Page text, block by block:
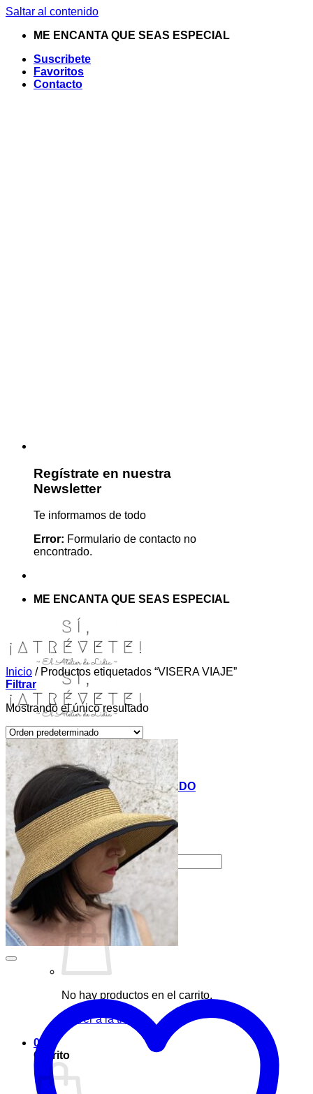
Saltar al contenido
ME ENCANTA QUE SEAS ESPECIAL
Suscribete
Favoritos
Contacto
Regístrate en nuestra
Newsletter
Te informamos de todo
Error: Formulario de contacto no
encontrado.
ME ENCANTA QUE SEAS ESPECIAL
INICIO
TIENDA
MIS COSITAS POR EL MUNDO
EL COMIENZO
BLOG
PAGOS
CONTACTO
Buscar por:
Acceder / Registrarse
Carrito /0,00€ 0
No hay productos en el carrito.
Volver a la tienda
0
Carrito
Inicio /Productos etiquetados “VISERA VIAJE”
Filtrar
Mostrando el único resultado